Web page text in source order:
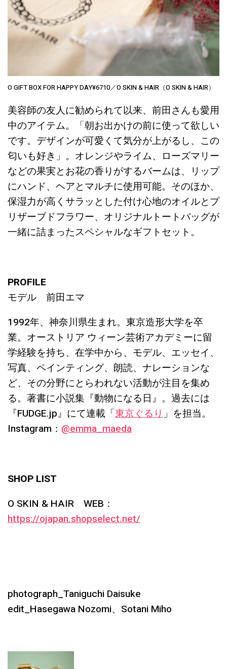
O GIFT BOX FOR HAPPY DAY¥6710／O SKIN & HAIR（O SKIN & HAIR）
美容師の友人に勧められて以来、前田さんも愛用
中のアイテム。「朝お出かけの前に使って欲しい
です。デザインが可愛くて気分が上がるし、この
匂いも好き」。オレンジやライム、ローズマリー
などの果実とお花の香りがするバームは、リップ
にハンド、ヘアとマルチに使用可能。そのほか、
保湿力が高くサラッとした付け心地のオイルとプ
リザーブドフラワー、オリジナルトートバッグが
一緒に詰まったスペシャルなギフトセット。
PROFILE
モデル 前田エマ
1992年、神奈川県生まれ。東京造形大学を卒
業。オーストリア ウィーン芸術アカデミーに留
学経験を持ち、在学中から、モデル、エッセイ、
写真、ペインティング、朗読、ナレーションな
ど、その分野にとらわれない活動が注目を集め
る。著書に小説集『動物になる日』。過去には
『FUDGE.jp』にて連載「東京ぐるり」を担当。
Instagram： @emma_maeda
SHOP LIST
O SKIN & HAIR WEB：
https://ojapan.shopselect.net/
photograph_Taniguchi Daisuke
edit_Hasegawa Nozomi、Sotani Miho